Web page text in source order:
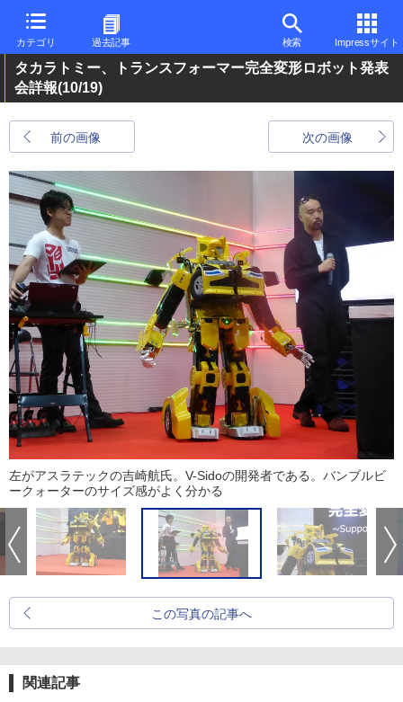
カテゴリ 過去記事 検索 Impressサイト
タカラトミー、トランスフォーマー完全変形ロボット発表
会詳報(10/19)
前の画像 次の画像
左がアスラテックの吉崎航氏。V-Sidoの開発者である。バンブルビ
ークォーターのサイズ感がよく分かる
この写真の記事へ
関連記事